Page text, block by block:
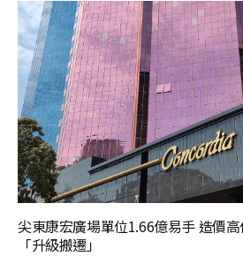
尖東康宏廣場單位1.66億易手 造價
「升級搬遷」